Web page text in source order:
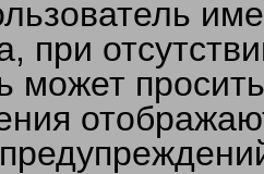
при
может